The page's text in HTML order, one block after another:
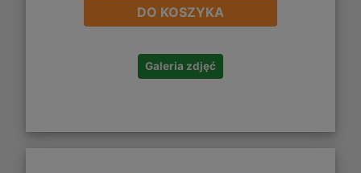
DO KOSZYKA
Galeria zdjęć